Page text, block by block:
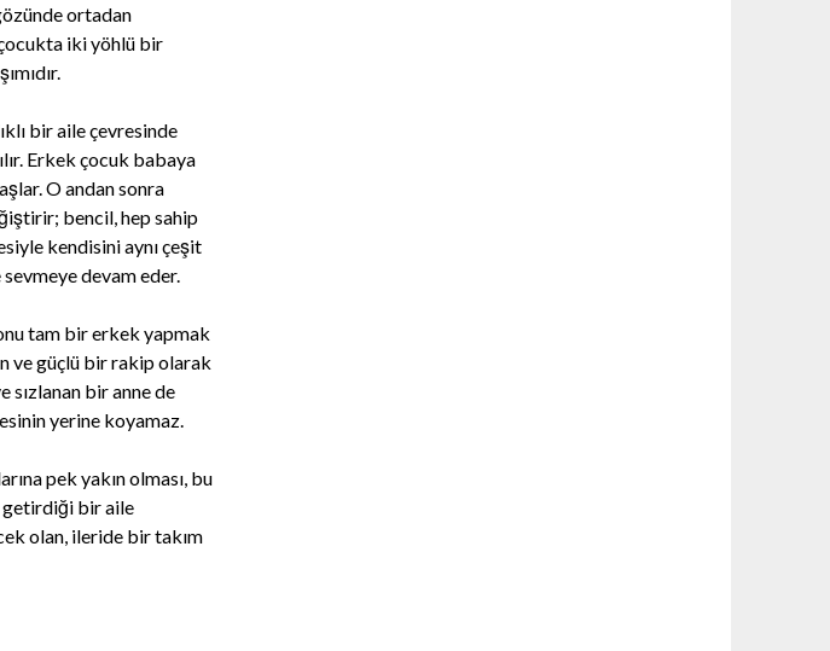
ortadan
iki yöhlü bir
bir aile çevresinde
Erkek çocuk babaya
O andan sonra
bencil, hep sahip
kendisini aynı çeşit
devam eder.
tam bir erkek yapmak
ve güçlü bir rakip olarak
sızlanan bir anne de
yerine koyamaz.
pek yakın olması, bu
getirdiği bir aile
olan, ileride bir takım